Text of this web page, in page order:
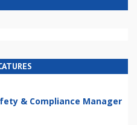
& Compliance Manager